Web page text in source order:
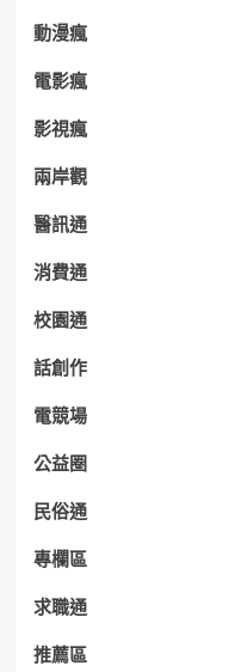
動漫瘋
電影瘋
影視瘋
兩岸觀
醫訊通
消費通
校園通
話創作
電競場
公益圈
民俗通
專欄區
求職通
推薦區